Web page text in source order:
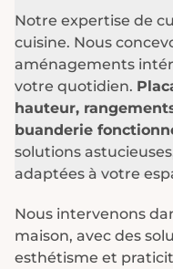
Notre expertise de
cuisine. Nous
aménagements
votre quotidien.
hauteur,
buanderie
solutions
adaptées à votre
Nous intervenons
maison, avec des
esthétisme et